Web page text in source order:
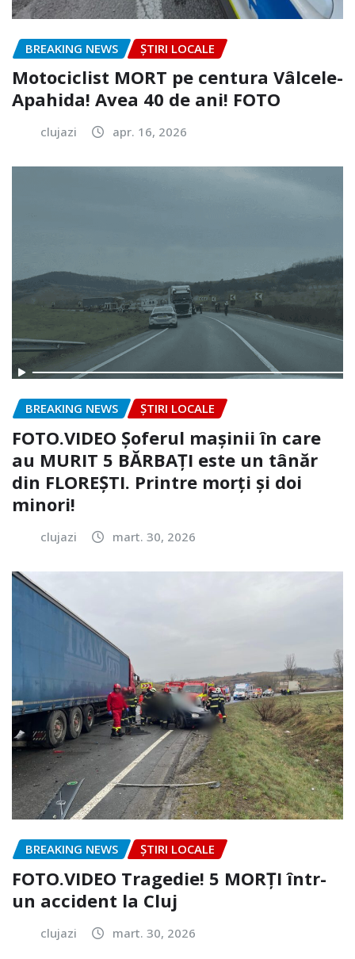
BREAKING NEWS ȘTIRI LOCALE
Motociclist MORT pe centura Vâlcele-
Apahida! Avea 40 de ani! FOTO
clujazi apr. 16, 2026
BREAKING NEWS ȘTIRI LOCALE
FOTO.VIDEO Șoferul mașinii în care
au MURIT 5 BĂRBAȚI este un tânăr
din FLOREȘTI. Printre morți și doi
minori!
clujazi mart. 30, 2026
BREAKING NEWS ȘTIRI LOCALE
FOTO.VIDEO Tragedie! 5 MORȚI într-
un accident la Cluj
clujazi mart. 30, 2026